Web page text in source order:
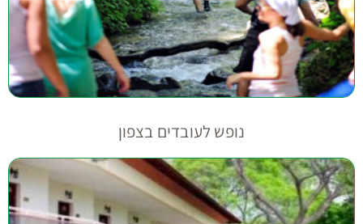
נופש לעובדים בצפון